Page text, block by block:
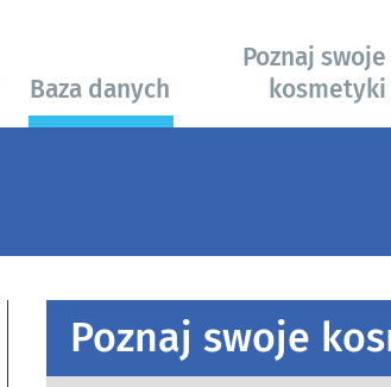
Baza danych
Poznaj swoje
kosmetyki
Poznaj swoje